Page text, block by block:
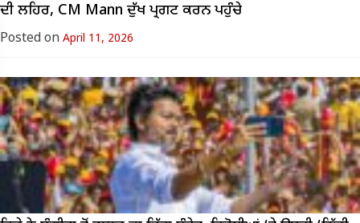
ਦੀ ਲਹਿਰ, CM Mann ਦੁੱਖ ਪ੍ਰਗਟ ਕਰਨ ਪਹੁੰਚੇ
Posted on April 11, 2026